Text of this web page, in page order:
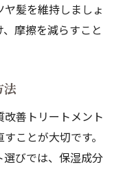
髪を維持しましょ
摩擦を減らすこと
法
善トリートメント
ことが大切です。
選びでは、保湿成分